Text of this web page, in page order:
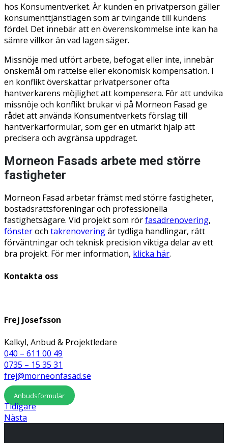
hos Konsumentverket. Är kunden en privatperson gäller
konsumenttjänstlagen som är tvingande till kundens
fördel. Det innebär att en överenskommelse inte kan ha
sämre villkor än vad lagen säger.
Missnöje med utfört arbete, befogat eller inte, innebär
önskemål om rättelse eller ekonomisk kompensation. I
en konflikt överskattar privatpersoner ofta
hantverkarens möjlighet att kompensera. För att undvika
missnöje och konflikt brukar vi på Morneon Fasad ge
rådet att använda Konsumentverkets förslag till
hantverkarformulär, som ger en utmärkt hjälp att
precisera och avgränsa uppdraget.
Morneon Fasads arbete med större
fastigheter
Morneon Fasad arbetar främst med större fastigheter,
bostadsrättsföreningar och professionella
fastighetsägare. Vid projekt som rörfasadrenovering,
fönsteroch takrenoveringär tydliga handlingar, rätt
förväntningar och teknisk precision viktiga delar av ett
bra projekt. För mer information, klicka här.
Kontakta oss
Frej Josefsson
Kalkyl, Anbud & Projektledare
040 – 611 00 49
0735 – 15 35 31
frej@morneonfasad.se
Anbudsformulär
Tidigare
Nästa